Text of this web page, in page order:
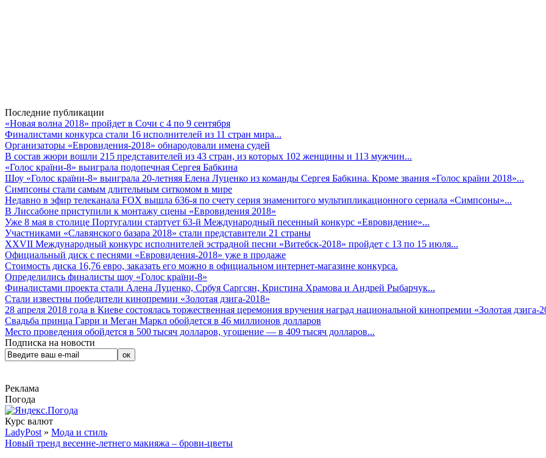
Последние публикации
«Новая волна 2018» пройдет в Сочи с 4 по 9 сентября
Финалистами конкурса стали 16 исполнителей из 11 стран мира...
Организаторы «Евровидения-2018» обнародовали имена судей
В состав жюри вошли 215 представителей из 43 стран, из которых 102 женщины и 113 мужчин...
«Голос країни-8» выиграла подопечная Сергея Бабкина
Шоу «Голос країни-8» выиграла 20-летняя Елена Луценко из команды Сергея Бабкина. Кроме звания «Голос країни 2018»...
Симпсоны стали самым длительным ситкомом в мире
Недавно в эфир телеканала FOX вышла 636-я по счету серия знаменитого мультипликационного сериала «Симпсоны»...
В Лиссабоне приступили к монтажу сцены «Евровидения 2018»
Уже 8 мая в столице Португалии стартует 63-й Международный песенный конкурс «Евровидение»...
Участниками «Славянского базара 2018» стали представители 21 страны
XXVII Международный конкурс исполнителей эстрадной песни «Витебск-2018» пройдет с 13 по 15 июля...
Официальный диск с песнями «Евровидения-2018» уже в продаже
Стоимость диска 16,76 евро, заказать его можно в официальном интернет-магазине конкурса.
Определились финалисты шоу «Голос країни-8»
Финалистами проекта стали Алена Луценко, Србуя Саргсян, Кристина Храмова и Андрей Рыбарчук...
Стали известны победители кинопремии «Золотая дзига-2018»
28 апреля 2018 года в Киеве состоялась торжественная церемония вручения наград национальной кинопремии «Золотая дзига-
Свадьба принца Гарри и Меган Маркл обойдется в 46 миллионов долларов
Место проведения обойдется в 500 тысяч долларов, угощение — в 409 тысяч долларов...
Подписка на новости
Реклама
Погода
Курс валют
LadyPost » Мода и стиль
Новый тренд весенне-летнего макияжа – брови-цветы